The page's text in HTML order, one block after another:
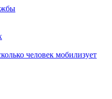
человек мобилизует